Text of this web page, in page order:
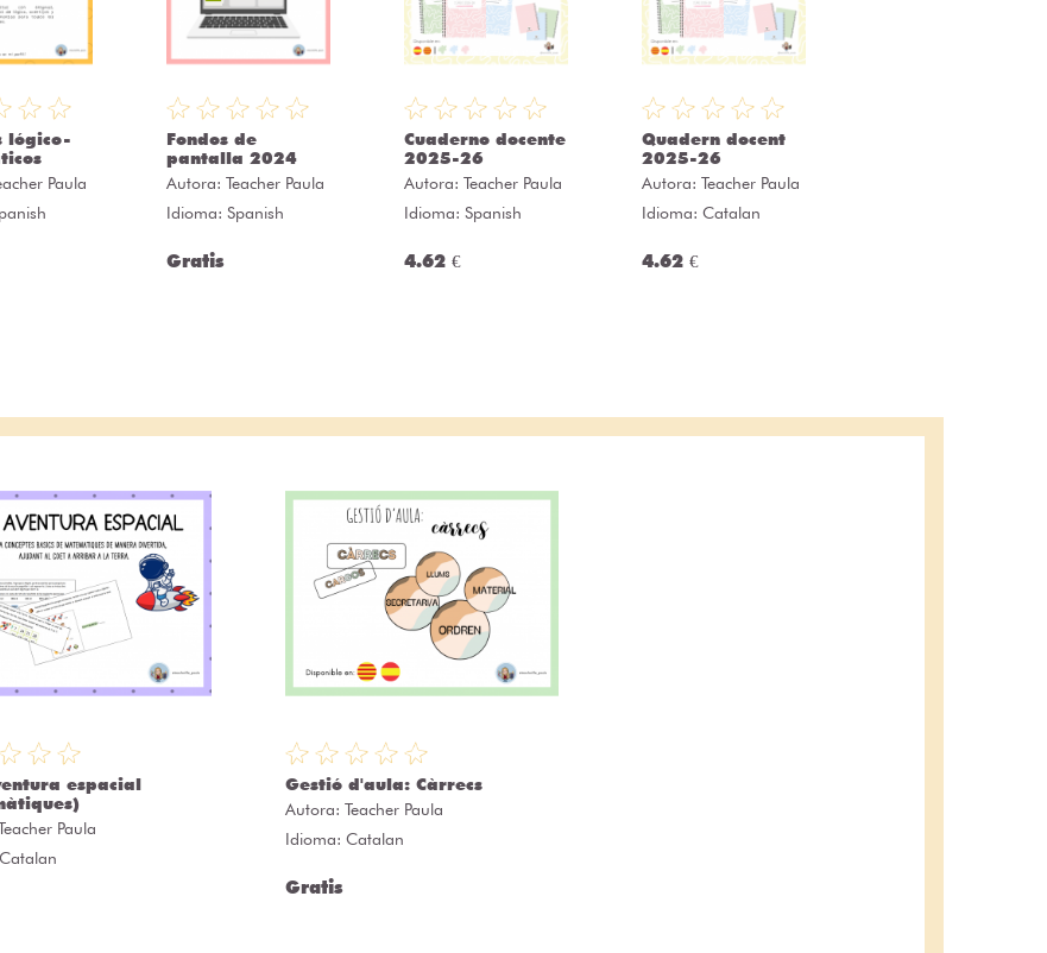
lógico-
Paula
Fondos de
pantalla 2024
Autora: Teacher Paula
Idioma: Spanish
Gratis
Cuaderno docente
2025-26
Autora: Teacher Paula
Idioma: Spanish
4.62 €
Quadern docent
2025-26
Autora: Teacher Paula
Idioma: Catalan
4.62 €
espacial
Paula
Gestió d'aula: Càrrecs
Autora: Teacher Paula
Idioma: Catalan
Gratis